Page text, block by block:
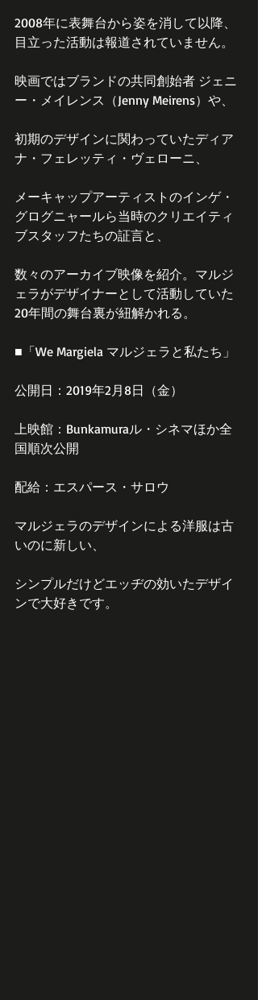
2008年に表舞台から姿を消して以降、
目立った活動は報道されていません。
映画ではブランドの共同創始者 ジェニ
ー・メイレンス（Jenny Meirens）や、
初期のデザインに関わっていたディア
ナ・フェレッティ・ヴェローニ、
メーキャップアーティストのインゲ・
グログニャールら当時のクリエイティ
ブスタッフたちの証言と、
数々のアーカイブ映像を紹介。マルジ
ェラがデザイナーとして活動していた
20年間の舞台裏が紐解かれる。
■「We Margiela マルジェラと私たち」
公開日：2019年2月8日（金）
上映館：Bunkamuraル・シネマほか全
国順次公開
配給：エスパース・サロウ
マルジェラのデザインによる洋服は古
いのに新しい、
シンプルだけどエッヂの効いたデザイ
ンで大好きです。